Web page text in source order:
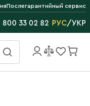
Послегарантийный сервис
800 33 02 82 РУС/УКР